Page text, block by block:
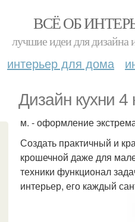
ВСЁ ОБ
лучшие идеи для дизайна
интерьер для дома
Дизайн кухни 4
м. - оформление
Создать практичный и
крошечной даже для
техники функционал
интерьер, его каждый